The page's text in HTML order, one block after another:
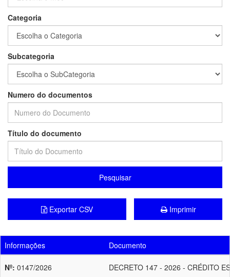
Categoria
Subcategoria
Numero do documentos
Título do documento
Pesquisar
Exportar CSV Imprimir
Informações Documento
Nº: 0147/2026
DECRETO 147 - 2026 - CRÉDITO